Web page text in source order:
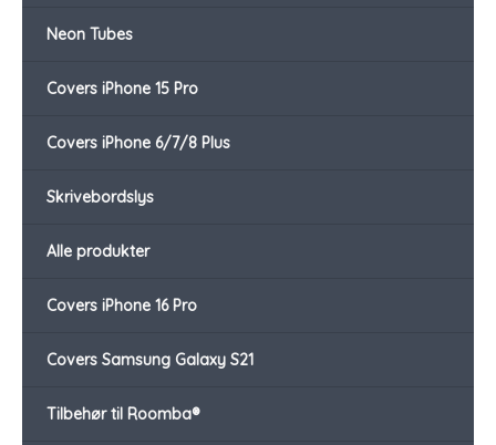
Neon Tubes
Covers iPhone 15 Pro
Covers iPhone 6/7/8 Plus
Skrivebordslys
Alle produkter
Covers iPhone 16 Pro
Covers Samsung Galaxy S21
Tilbehør til Roomba®